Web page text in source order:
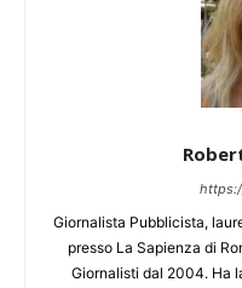
Giornalista Pubblicista,
presso La Sapienza di
Giornalisti dal 2004. Ha